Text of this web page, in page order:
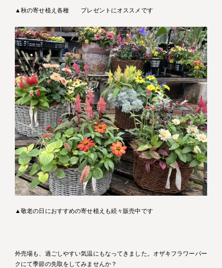
▲秋の寄せ植え各種 プレゼントにオススメです
▲敬老の日におすすめの寄せ植えも続々販売中です
外売場も、過ごしやすい気温にもなってきました。オザキフラワーパー
クにて季節の先取をしてみませんか？